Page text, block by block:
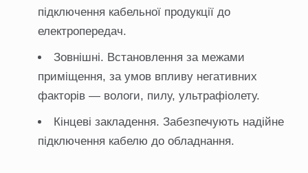
підключення кабельної продукції до
електропередач.
Зовнішні. Встановлення за межами
приміщення, за умов впливу негативних
факторів — вологи, пилу, ультрафіолету.
Кінцеві закладення. Забезпечують надійне
підключення кабелю до обладнання.